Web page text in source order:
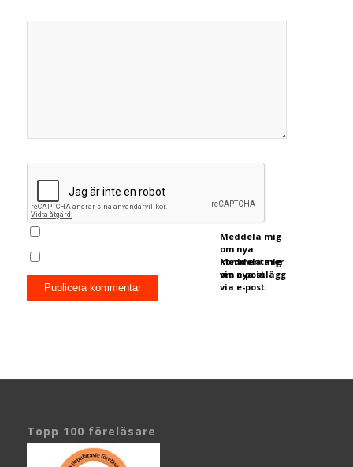
Meddela mig
om nya
kommentarer
via e-post.
Meddela mig
om nya inlägg
via e-post.
Topp 100 föreläsare